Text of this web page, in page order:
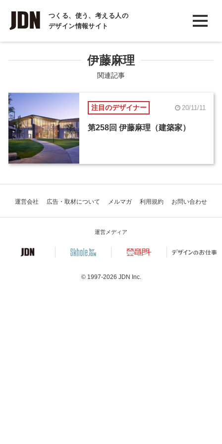
つくる、使う、考える人の
デザイン情報サイト
INTERVIEW
インタビュー
COLUMN
伊藤麻理
関連記事
注目のデザイナー 20/11/11
第258回 伊藤麻理（建築家）
運営会社 広告・取材について メルマガ 利用規約 お問い合わせ
運営メディア
© 1997-2026 JDN Inc.